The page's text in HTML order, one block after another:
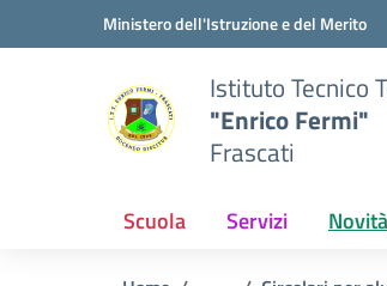
Vai ai contenuti
Vai al menu di navigazioneMinistero dell'Istruzione e del Merito
Istituto Tecnico
"Enrico Fermi"
Frascati
Scuola Servizi Novità